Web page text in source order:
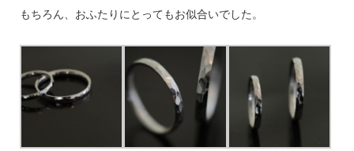
もちろん、おふたりにとってもお似合いでした。